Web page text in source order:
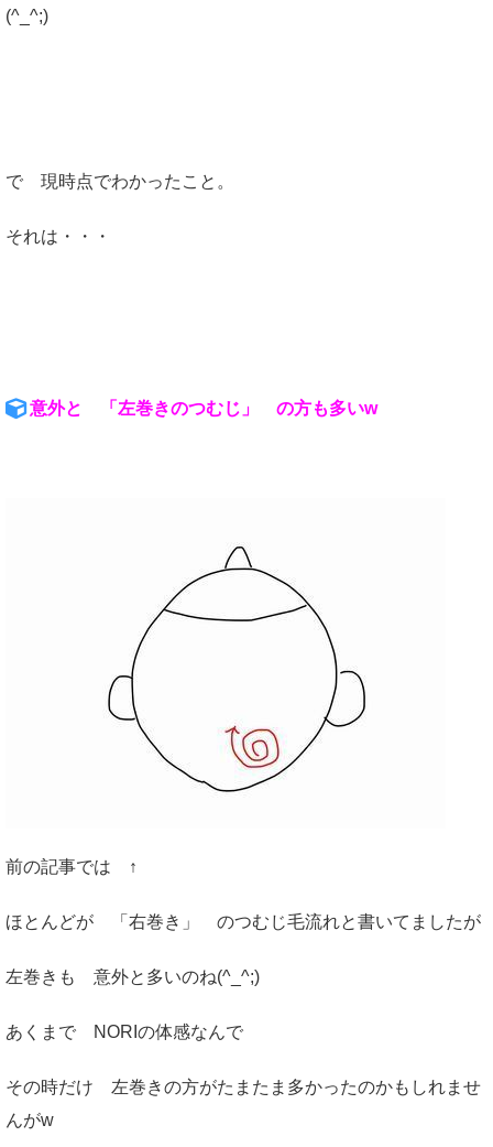
(^_^;)
で 現時点でわかったこと。
それは・・・
意外と 「左巻きのつむじ」 の方も多いw
前の記事では ↑
ほとんどが 「右巻き」 のつむじ毛流れと書いてましたが
左巻きも 意外と多いのね(^_^;)
あくまで NORIの体感なんで
その時だけ 左巻きの方がたまたま多かったのかもしれませ
んがw